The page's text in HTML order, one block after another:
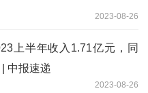
2023-08-26
上半年收入1.71亿元，同
中报速递
2023-08-26